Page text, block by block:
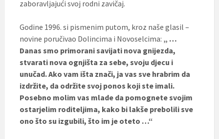
zaboravljajući svoj rodni zavičaj.
Godine 1996. si pismenim putom, kroz naše glasil –
novine poručivao Dolincima i Novoselcima: „ …
Danas smo primorani savijati nova gnijezda,
stvarati nova ognjišta za sebe, svoju djecu i
unučad. Ako vam išta znači, ja vas sve hrabrim da
izdržite, da održite svoj ponos koji ste imali.
Posebno molim vas mlade da pomognete svojim
ostarjelim roditeljima, kako bi lakše prebolili sve
ono što su izgubili, što im je oteto …“